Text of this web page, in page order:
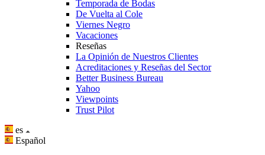
Temporada de Bodas
De Vuelta al Cole
Viernes Negro
Vacaciones
Reseñas
La Opinión de Nuestros Clientes
Acreditaciones y Reseñas del Sector
Better Business Bureau
Yahoo
Viewpoints
Trust Pilot
es
Español